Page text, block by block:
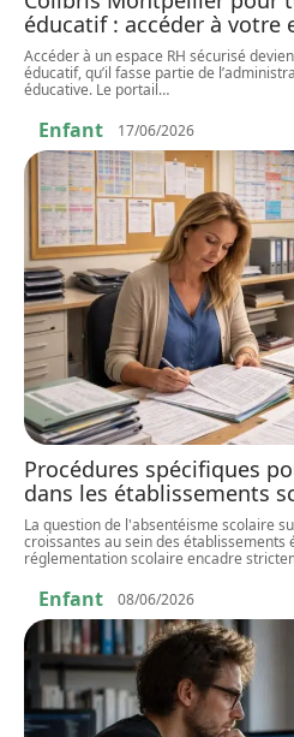
éducatif : accéder à votre
Accéder à un espace RH sécurisé
éducatif, qu’il fasse partie de
éducative. Le portail…
Enfant 17/06/2026
Procédures spécifiques
dans les établissements
La question de l'absentéisme scolaire
croissantes au sein des établissements
réglementation scolaire encadre
Enfant 08/06/2026